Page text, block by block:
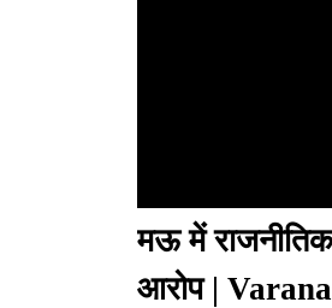
मऊ में
आरोप |